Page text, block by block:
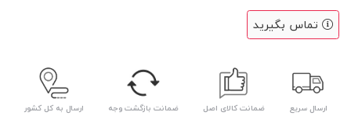
تماس بگیرید
ارسال سریع ضمانت کالای اصل ضمانت بازگشت وجه ارسال به کل کشور